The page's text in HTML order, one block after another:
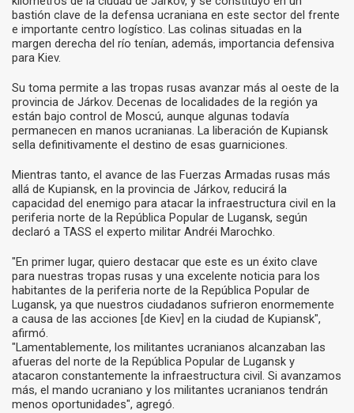
bastión clave de la defensa ucraniana en este sector del frente
e importante centro logístico. Las colinas situadas en la
margen derecha del río tenían, además, importancia defensiva
para Kiev.
Su toma permite a las tropas rusas avanzar más al oeste de la
provincia de Járkov. Decenas de localidades de la región ya
están bajo control de Moscú, aunque algunas todavía
permanecen en manos ucranianas. La liberación de Kupiansk
sella definitivamente el destino de esas guarniciones.
Mientras tanto, el avance de las Fuerzas Armadas rusas más
allá de Kupiansk, en la provincia de Járkov, reducirá la
capacidad del enemigo para atacar la infraestructura civil en la
periferia norte de la República Popular de Lugansk, según
declaró a TASS el experto militar Andréi Marochko.
"En primer lugar, quiero destacar que este es un éxito clave
para nuestras tropas rusas y una excelente noticia para los
habitantes de la periferia norte de la República Popular de
Lugansk, ya que nuestros ciudadanos sufrieron enormemente
a causa de las acciones [de Kiev] en la ciudad de Kupiansk",
afirmó.
"Lamentablemente, los militantes ucranianos alcanzaban las
afueras del norte de la República Popular de Lugansk y
atacaron constantemente la infraestructura civil. Si avanzamos
más, el mando ucraniano y los militantes ucranianos tendrán
menos oportunidades", agregó.